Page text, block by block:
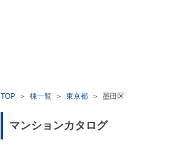
TOP ＞ 棟一覧 ＞ 東京都 ＞ 墨田区
マンションカタログ